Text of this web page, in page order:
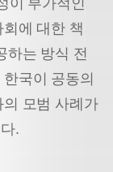
에 대한 책
하는 방식 전
국이 공동의
모범 사례가
.